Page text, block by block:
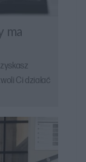
ma
Ci działać